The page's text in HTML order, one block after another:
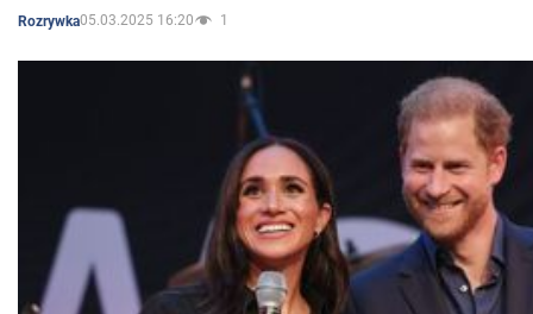
Rozrywka05.03.2025 16:20 1